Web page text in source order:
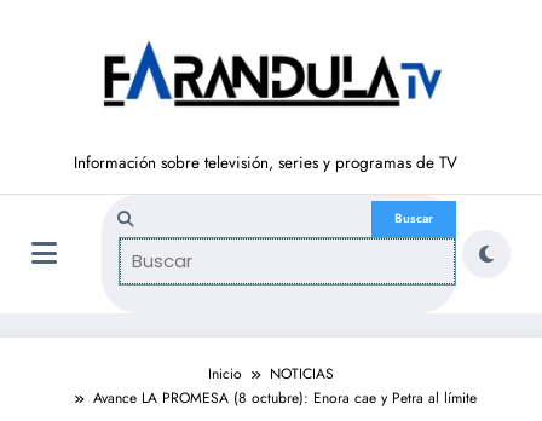
Información sobre televisión, series y programas de TV
Inicio
NOTICIAS
Avance LA PROMESA (8 octubre): Enora cae y Petra al límite